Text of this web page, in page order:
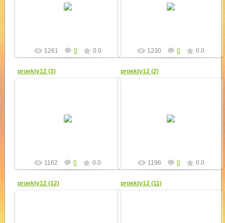
1261 0 0.0 1230 0 0.0
proekty12 (3)
1162 0 0.0
proekty12 (2)
1196 0 0.0
proekty12 (12) proekty12 (11)